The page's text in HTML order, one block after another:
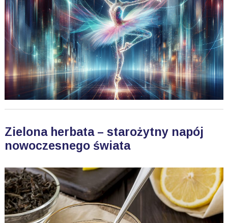
Zielona herbata – starożytny napój
nowoczesnego świata